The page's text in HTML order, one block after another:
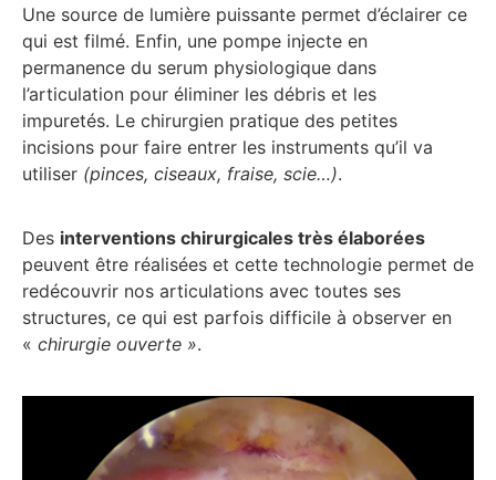
Une source de lumière puissante permet d’éclairer ce
qui est filmé. Enfin, une pompe injecte en
permanence du serum physiologique dans
l’articulation pour éliminer les débris et les
impuretés. Le chirurgien pratique des petites
incisions pour faire entrer les instruments qu’il va
utiliser (pinces, ciseaux, fraise, scie…).
Des interventions chirurgicales très élaborées
peuvent être réalisées et cette technologie permet de
redécouvrir nos articulations avec toutes ses
structures, ce qui est parfois difficile à observer en
« chirurgie ouverte ».